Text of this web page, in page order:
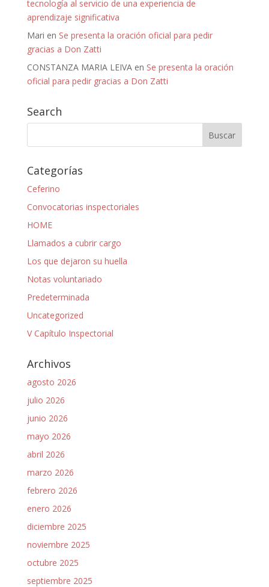
tecnología al servicio de una experiencia de
aprendizaje significativa
Mari en Se presenta la oración oficial para pedir
gracias a Don Zatti
CONSTANZA MARIA LEIVAen Se presenta la oración
oficial para pedir gracias a Don Zatti
Search
Categorías
Ceferino
Convocatorias inspectoriales
HOME
Llamados a cubrir cargo
Los que dejaron su huella
Notas voluntariado
Predeterminada
Uncategorized
V Capítulo Inspectorial
Archivos
agosto 2026
julio 2026
junio 2026
mayo 2026
abril 2026
marzo 2026
febrero 2026
enero 2026
diciembre 2025
noviembre 2025
octubre 2025
septiembre 2025